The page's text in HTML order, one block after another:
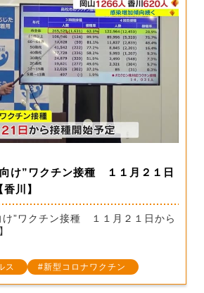
け”ワクチン接種 １１月２１日
川】
け”ワクチン接種 １１月２１日から
ス
新型コロナワクチン